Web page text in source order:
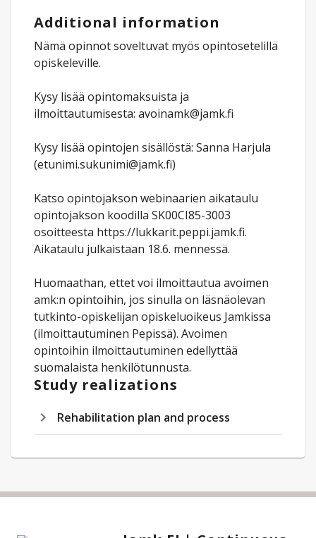
Additional information
Nämä opinnot soveltuvat myös opintosetelillä
opiskeleville.
Kysy lisää opintomaksuista ja
ilmoittautumisesta: avoinamk@jamk.fi
Kysy lisää opintojen sisällöstä: Sanna Harjula
(etunimi.sukunimi@jamk.fi)
Katso opintojakson webinaarien aikataulu
opintojakson koodilla SK00CI85-3003
osoitteesta https://lukkarit.peppi.jamk.fi.
Aikataulu julkaistaan 18.6. mennessä.
Huomaathan, ettet voi ilmoittautua avoimen
amk:n opintoihin, jos sinulla on läsnäolevan
tutkinto-opiskelijan opiskeluoikeus Jamkissa
(ilmoittautuminen Pepissä). Avoimen
opintoihin ilmoittautuminen edellyttää
suomalaista henkilötunnusta.
Study realizations
Rehabilitation plan and process